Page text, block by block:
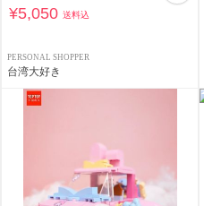
¥5,050送料込
PERSONAL SHOPPER
台湾大好き